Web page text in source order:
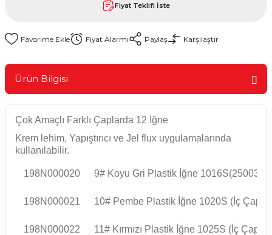
Fiyat Teklifi İste
Fiyat Alarmı Paylaş Karşılaştır
Ürün Bilgisi
Çok Amaçlı Farklı Çaplarda 12 İğne
Krem lehim, Yapıştırıcı ve Jel flux uygulamalarında
kullanılabilir.
198N000020 9# Koyu Gri Plastik İğne
198N000021 10# Pembe Plastik İğne 1020S ( İç Çap
198N000022 11# Kırmızı Plastik İğne 1025S ( İç Çap